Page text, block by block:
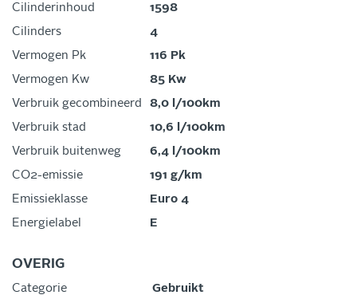
Cilinderinhoud
1598
Cilinders
4
Vermogen Pk
116 Pk
Vermogen Kw
85 Kw
Verbruik gecombineerd
8,0 l/100km
Verbruik stad
10,6 l/100km
Verbruik buitenweg
6,4 l/100km
CO2-emissie
191 g/km
Emissieklasse
Euro 4
Energielabel
E
OVERIG
Categorie
Gebruikt